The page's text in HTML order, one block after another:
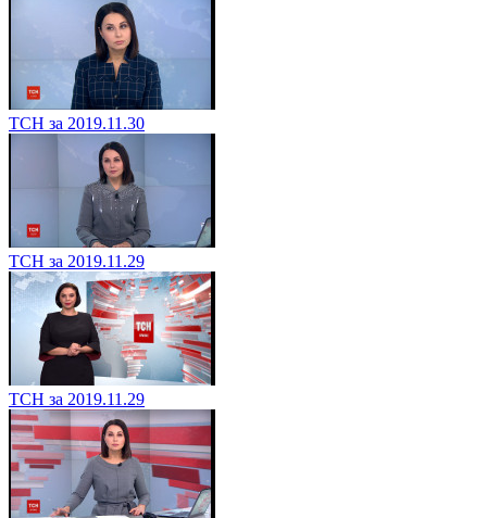
ТСН за 2019.11.30
ТСН за 2019.11.29
ТСН за 2019.11.29